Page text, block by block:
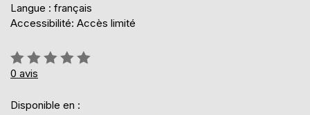
Langue : français
Accessibilité: Accès limité
Évaluation:
0%
0 avis
Disponible en :